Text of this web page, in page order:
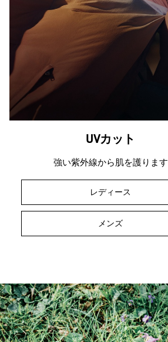
UVカット
強い紫外線から肌を護ります
レディース
メンズ